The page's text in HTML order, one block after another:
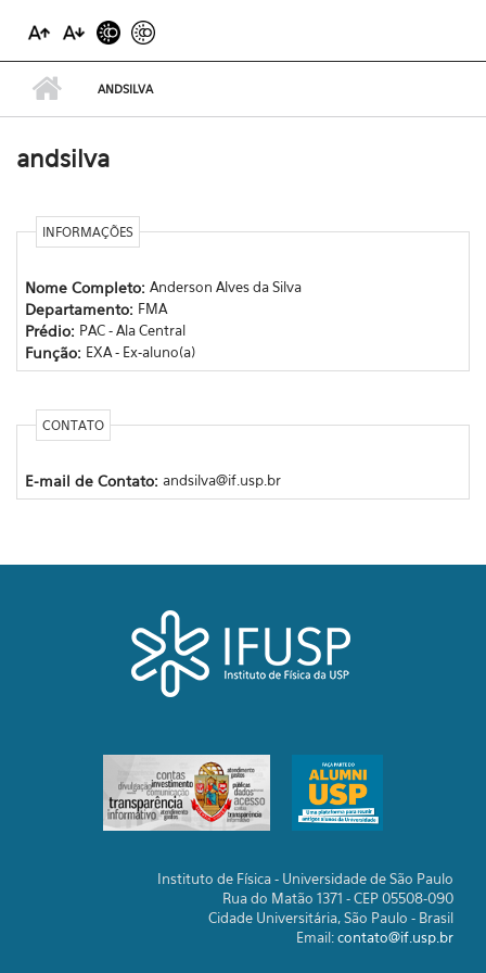
ANDSILVA
andsilva
INFORMAÇÕES
Nome Completo: Anderson Alves da Silva
Departamento: FMA
Prédio: PAC - Ala Central
Função: EXA - Ex-aluno(a)
CONTATO
E-mail de Contato: andsilva@if.usp.br
Instituto de Física - Universidade de São Paulo
Rua do Matão 1371 - CEP 05508-090
Cidade Universitária, São Paulo - Brasil
Email:contato@if.usp.br